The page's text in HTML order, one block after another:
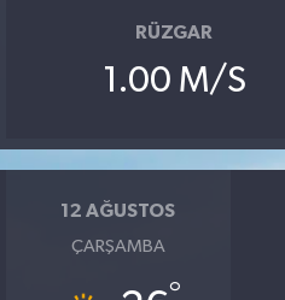
RÜZGAR
1.00 M/S
12 AĞUSTOS
ÇARŞAMBA